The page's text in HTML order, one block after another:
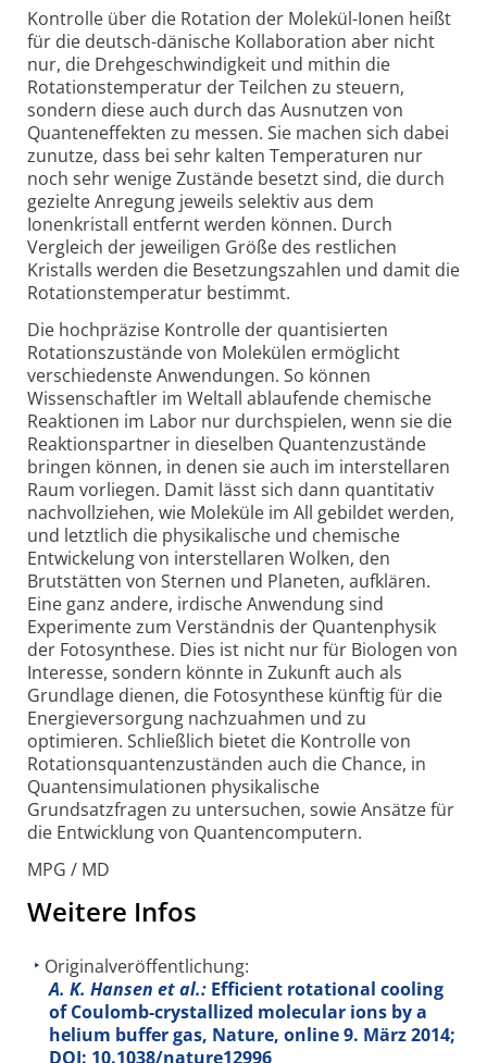
Kontrolle über die Rotation der Molekül-Ionen heißt
für die deutsch-dänische Kollaboration aber nicht
nur, die Drehgeschwindigkeit und mithin die
Rotationstemperatur der Teilchen zu steuern,
sondern diese auch durch das Ausnutzen von
Quanteneffekten zu messen. Sie machen sich dabei
zunutze, dass bei sehr kalten Temperaturen nur
noch sehr wenige Zustände besetzt sind, die durch
gezielte Anregung jeweils selektiv aus dem
Ionenkristall entfernt werden können. Durch
Vergleich der jeweiligen Größe des restlichen
Kristalls werden die Besetzungszahlen und damit die
Rotationstemperatur bestimmt.
Die hochpräzise Kontrolle der quantisierten
Rotationszustände von Molekülen ermöglicht
verschiedenste Anwendungen. So können
Wissenschaftler im Weltall ablaufende chemische
Reaktionen im Labor nur durchspielen, wenn sie die
Reaktionspartner in dieselben Quantenzustände
bringen können, in denen sie auch im interstellaren
Raum vorliegen. Damit lässt sich dann quantitativ
nachvollziehen, wie Moleküle im All gebildet werden,
und letztlich die physikalische und chemische
Entwickelung von interstellaren Wolken, den
Brutstätten von Sternen und Planeten, aufklären.
Eine ganz andere, irdische Anwendung sind
Experimente zum Verständnis der Quantenphysik
der Fotosynthese. Dies ist nicht nur für Biologen von
Interesse, sondern könnte in Zukunft auch als
Grundlage dienen, die Fotosynthese künftig für die
Energieversorgung nachzuahmen und zu
optimieren. Schließlich bietet die Kontrolle von
Rotationsquantenzuständen auch die Chance, in
Quantensimulationen physikalische
Grundsatzfragen zu untersuchen, sowie Ansätze für
die Entwicklung von Quantencomputern.
MPG / MD
Weitere Infos
Originalveröffentlichung:
A. K. Hansen et al.: Efficient rotational cooling
of Coulomb-crystallized molecular ions by a
helium buffer gas, Nature, online 9. März 2014;
DOI: 10.1038/nature12996